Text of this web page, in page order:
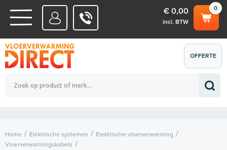
WATERSYSTEMEN
ELEKTRISCHE SYSTEMEN
0
€ 0,00
incl. BTW
Totaalbedrag (incl. BTW) € 0,00
OFFERTE
AANVRAGEN
Home Elektrische systemen
Elektrische vloerverwarming
Vloerverwarmingskabels